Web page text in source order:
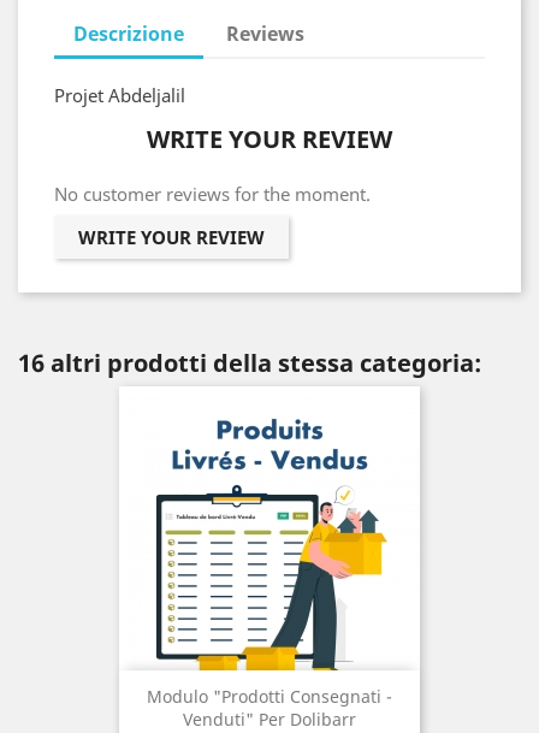
Descrizione Reviews
Projet Abdeljalil
WRITE YOUR REVIEW
No customer reviews for the moment.
WRITE YOUR REVIEW
16 altri prodotti della stessa categoria:
Modulo "Prodotti Consegnati -
Venduti" Per Dolibarr